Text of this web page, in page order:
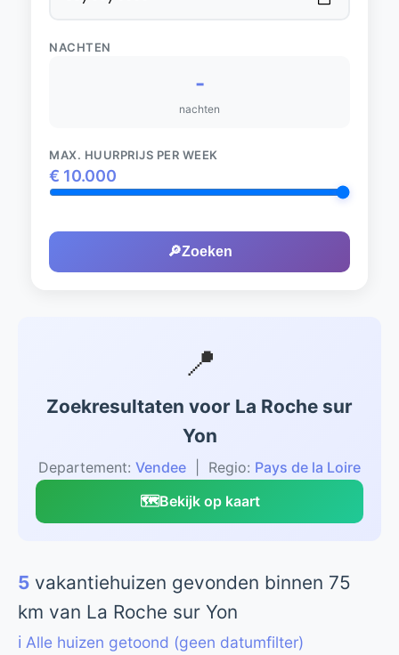
NACHTEN
-
nachten
MAX. HUURPRIJS PER WEEK
€ 10.000
🔎Zoeken
📍
Zoekresultaten voor La Roche sur
Yon
Departement: Vendee | Regio: Pays de la Loire
🗺️Bekijk op kaart
5 vakantiehuizen gevonden binnen 75
km van La Roche sur Yon
ℹ️ Alle huizen getoond (geen datumfilter)